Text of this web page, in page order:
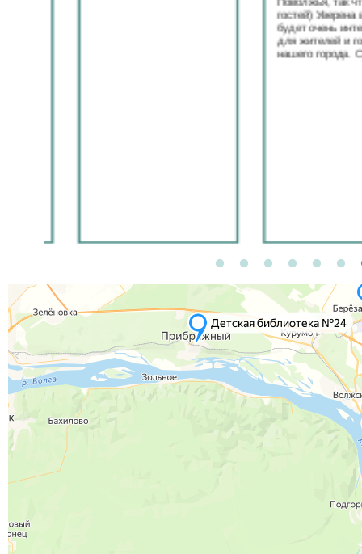
Поволжья, так что
гостей) Уверена
будет очень
для жителей и
нашего города.